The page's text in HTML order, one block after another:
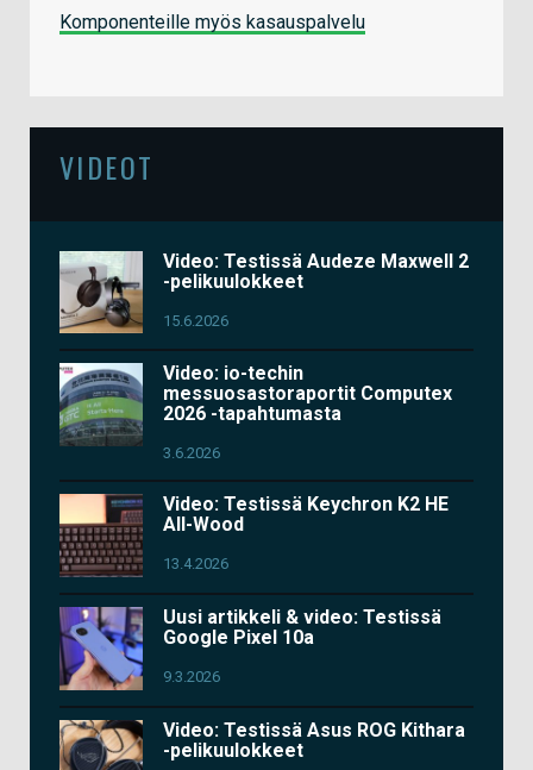
Komponenteille myös kasauspalvelu
VIDEOT
Video: Testissä Audeze Maxwell 2
-pelikuulokkeet
15.6.2026
Video: io-techin
messuosastoraportit Computex
2026 -tapahtumasta
3.6.2026
Video: Testissä Keychron K2 HE
All-Wood
13.4.2026
Uusi artikkeli & video: Testissä
Google Pixel 10a
9.3.2026
Video: Testissä Asus ROG Kithara
-pelikuulokkeet